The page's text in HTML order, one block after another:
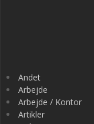
Andet
Arbejde
Arbejde / Kontor
Artikler